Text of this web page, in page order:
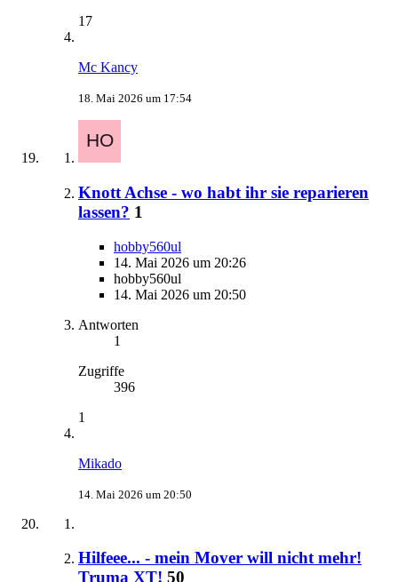
17
Mc Kancy
18. Mai 2026 um 17:54
Knott Achse - wo habt ihr sie reparieren
lassen? 1
hobby560ul
14. Mai 2026 um 20:26
hobby560ul
14. Mai 2026 um 20:50
Antworten
1
Zugriffe
396
1
Mikado
14. Mai 2026 um 20:50
Hilfeee... - mein Mover will nicht mehr!
Truma XT! 50